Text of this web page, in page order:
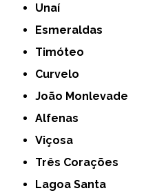
Unaí
Esmeraldas
Timóteo
Curvelo
João Monlevade
Alfenas
Viçosa
Três Corações
Lagoa Santa